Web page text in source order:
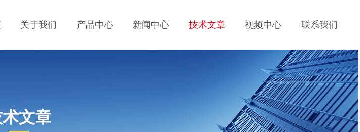
关于我们 产品中心 新闻中心 技术文章 视频中心 联系我们
文章